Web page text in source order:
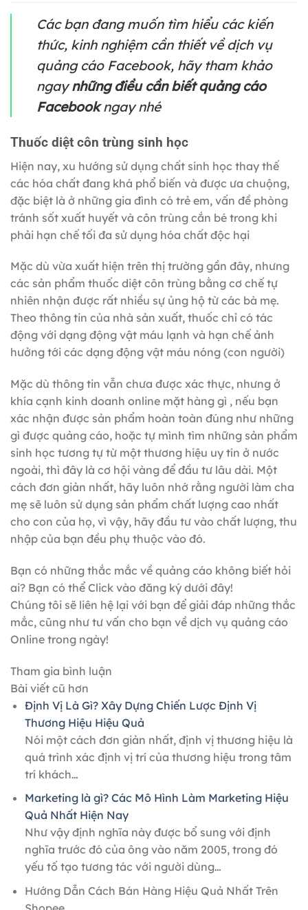
Các bạn đang muốn tìm hiểu các kiến
thức, kinh nghiệm cần thiết về dịch vụ
quảng cáo Facebook, hãy tham khảo
ngaynhững điều cần biết quảng cáo
Facebookngay nhé
Thuốc diệt côn trùng sinh học
Hiện nay, xu hướng sử dụng chất sinh học thay thế
các hóa chất đang khá phổ biến và được ưa chuộng,
đặc biệt là ở những gia đình có trẻ em, vấn đề phòng
tránh sốt xuất huyết và côn trùng cắn bé trong khi
phải hạn chế tối đa sử dụng hóa chất độc hại
Mặc dù vừa xuất hiện trên thị trường gần đây, nhưng
các sản phẩm thuốc diệt côn trùng bằng cơ chế tự
nhiên nhận được rất nhiều sự ủng hộ từ các bà mẹ.
Theo thông tin của nhà sản xuất, thuốc chỉ có tác
động với dạng động vật máu lạnh và hạn chế ảnh
hưởng tới các dạng động vật máu nóng (con người)
Mặc dù thông tin vẫn chưa được xác thực, nhưng ở
khía cạnh kinh doanh online mặt hàng gì , nếu bạn
xác nhận được sản phẩm hoàn toàn đúng như những
gì được quảng cáo, hoặc tự mình tìm những sản phẩm
sinh học tương tự từ một thương hiệu uy tín ở nước
ngoài, thì đây là cơ hội vàng để đầu tư lâu dài. Một
cách đơn giản nhất, hãy luôn nhớ rằng người làm cha
mẹ sẽ luôn sử dụng sản phẩm chất lượng cao nhất
cho con của họ, vì vậy, hãy đầu tư vào chất lượng, thu
nhập của bạn đều phụ thuộc vào đó.
Bạn có những thắc mắc về quảng cáo không biết hỏi
ai? Bạn có thể Click vào đăng ký dưới đây!
Chúng tôi sẽ liên hệ lại với bạn để giải đáp những thắc
mắc, cũng như tư vấn cho bạn về dịch vụ quảng cáo
Online trong ngày!
Tham gia bình luận
Bài viết cũ hơn
Định Vị Là Gì? Xây Dựng Chiến Lược Định Vị
Thương Hiệu Hiệu Quả
Nói một cách đơn giản nhất, định vị thương hiệu là
quá trình xác định vị trí của thương hiệu trong tâm
trí khách…
Marketing là gì? Các Mô Hình Làm Marketing Hiệu
Quả Nhất Hiện Nay
Như vậy định nghĩa này được bổ sung với định
nghĩa trước đó của ông vào năm 2005, trong đó
yếu tố tạo tương tác với người dùng…
Hướng Dẫn Cách Bán Hàng Hiệu Quả Nhất Trên